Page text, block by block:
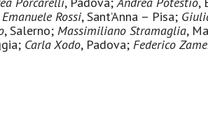
Emanuele Rossi, Sant’Anna – Pisa;
, Salerno; Massimiliano Stramaglia,
Carla Xodo, Padova; Federico